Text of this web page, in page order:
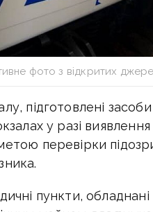
фото з відкритих
підготовлені
у разі
перевірки
пункти,